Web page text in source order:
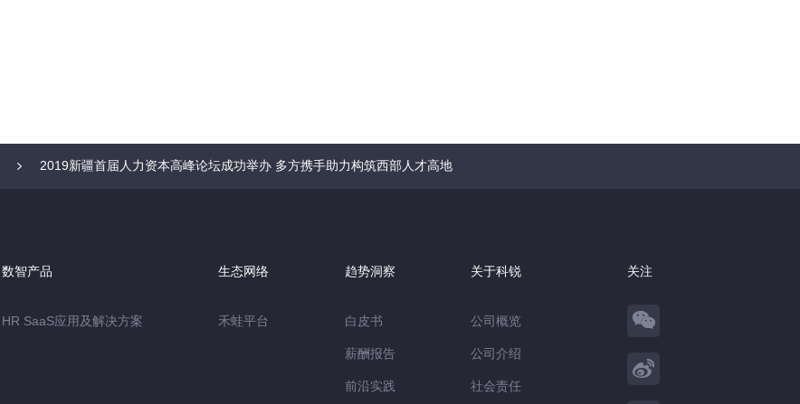
2019新疆首届人力资本高峰论坛成功举办 多方携手助力构筑西部人才高地
数智产品
HR SaaS应用及解决方案
生态网络
禾蛙平台
趋势洞察
白皮书
薪酬报告
前沿实践
关于科锐
公司概览
公司介绍
社会责任
关注